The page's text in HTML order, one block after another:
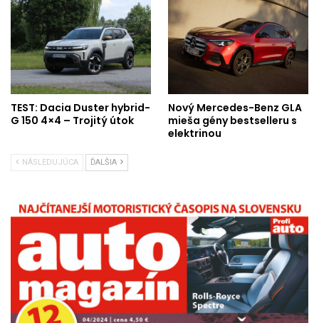
TEST: Dacia Duster hybrid-
G 150 4×4 – Trojitý útok
Nový Mercedes-Benz GLA
mieša gény bestselleru s
elektrinou
NÁSLEDUJÚCA ĎALŠIA